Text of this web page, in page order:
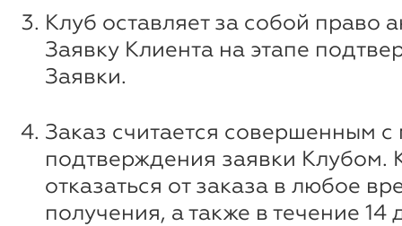
Клуб оставляет за собой право
Заявку Клиента на этапе
Заявки.
Заказ считается совершенным с
подтверждения заявки Клубом.
отказаться от заказа в любое
получения, а также в течение 14